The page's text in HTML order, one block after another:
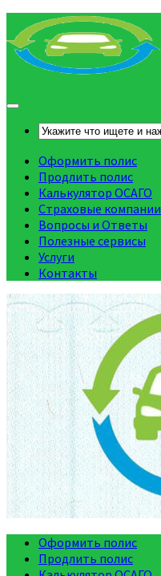
Оформить полис
Продлить полис
Калькулятор ОСАГО
Страховые компании
Вопросы и Ответы
Полезные сервисы
Услуги
Контакты
Оформить полис
Продлить полис